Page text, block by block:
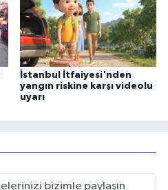
İstanbul İtfaiyesi'nden
yangın riskine karşı videolu
uyarı